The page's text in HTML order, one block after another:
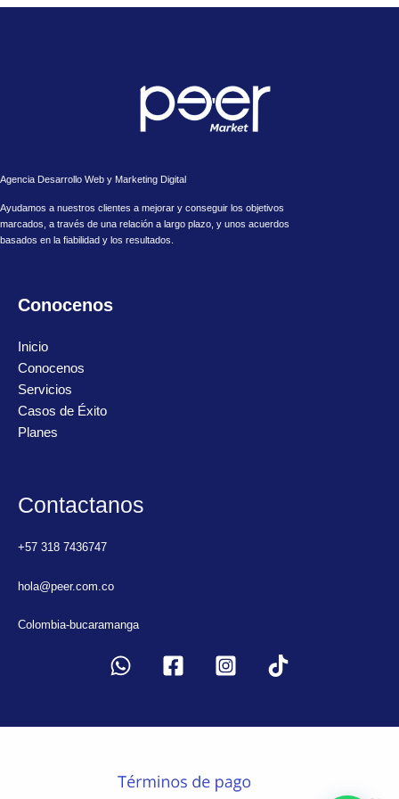
Agencia Desarrollo Web y Marketing Digital
Ayudamos a nuestros clientes a mejorar y conseguir los objetivos
marcados, a través de una relación a largo plazo, y unos acuerdos
basados en la fiabilidad y los resultados.
Conocenos
Inicio
Conocenos
Servicios
Casos de Éxito
Planes
Contactanos
+57 318 7436747
hola@peer.com.co
Colombia-bucaramanga